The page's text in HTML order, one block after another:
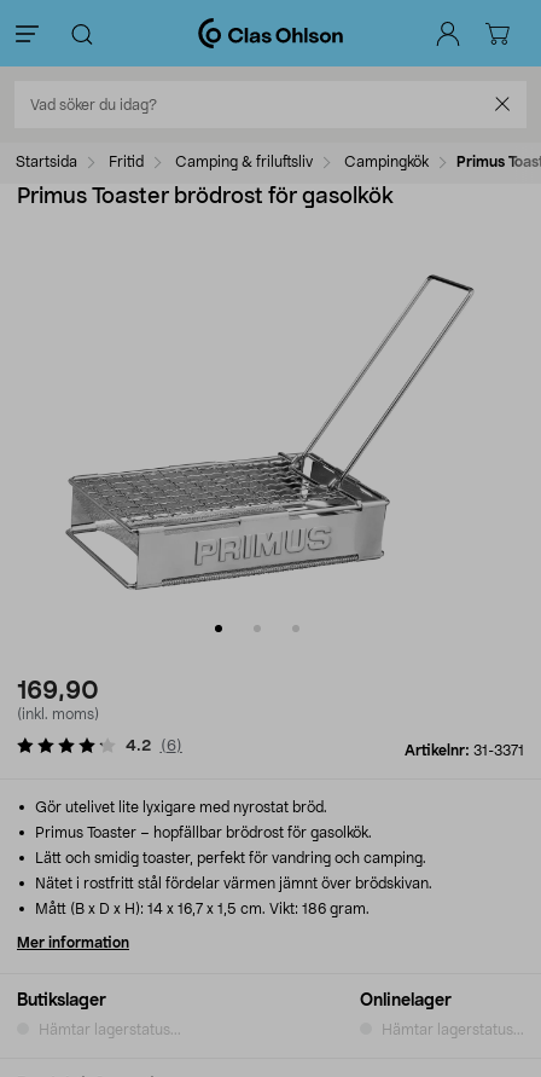
Startsida Fritid Camping & friluftsliv Campingkök Primus
Primus Toaster brödrost för gasolkök
169,90
(inkl. moms)
Artikelnr: 31-3371
4.2 (6)
Butikslager
Hämtar lagerstatus...
Onlinelager
Hämtar lagerstatus...
Gör utelivet lite lyxigare med nyrostat bröd.
Primus Toaster – hopfällbar brödrost för gasolkök.
Lätt och smidig toaster, perfekt för vandring och camping.
Nätet i rostfritt stål fördelar värmen jämnt över brödskivan.
Mått (B x D x H): 14 x 16,7 x 1,5 cm. Vikt: 186 gram.
Mer information